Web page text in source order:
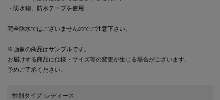
・防水糊、防水テープを使用
完全防水ではございませんのでご注意下さい。
※画像の商品はサンプルです。
お届けする商品に仕様・サイズ等の変更が生じる場合がございます。
予めご了承ください。
性別タイプ :レディース